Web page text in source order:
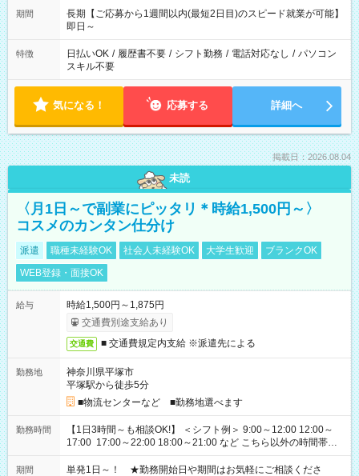
期間
長期【ご応募から1週間以内(最短2日目)のスピード就業が可能】
即日～
特徴 日払いOK / 履歴書不要 / シフト勤務 / 電話対応なし / パソコン
スキル不要
気になる！ 応募する 詳細へ
掲載日：2026.08.04
未読
〈月1日～で副業にピッタリ＊時給1,500円～〉
コスメのカンタン仕分け
派遣 職種未経験OK 社会人未経験OK 大学生歓迎
ブランクOK
WEB登録・面接OK
給与
時給1,500円～1,875円
交通費別途支給あり
交通費 ■ 交通費規定内支給 ※派遣先による
勤務地
神奈川県平塚市
平塚駅から徒歩5分
■物流センターなど ■勤務地選べます
勤務時間
【1日3時間～も相談OK!】 ＜シフト例＞ 9:00～12:00 12:00～
17:00 17:00～22:00 18:00～21:00 など こちら以外の時間帯も
お気軽にご相談ください！
期間
単発1日～！ ★勤務開始日や期間はお気軽にご相談くださ